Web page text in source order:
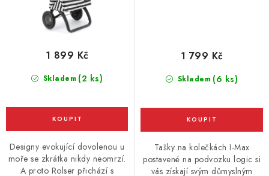
Skladem (2 ks)
1 899 Kč
Designy evokující dovolenou u
moře se zkrátka nikdy neomrzí.
A proto Rolser přichází s
Skladem (6 ks)
1 799 Kč
Tašky na kolečkách I-Max
postavené na podvozku logic si
vás získají svým důmyslným